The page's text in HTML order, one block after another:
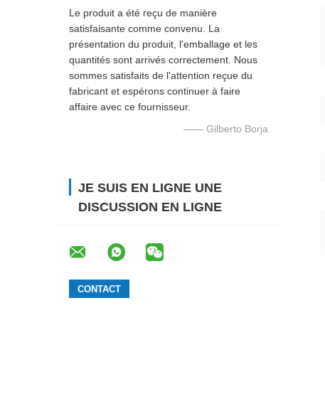
Le produit a été reçu de manière
satisfaisante comme convenu. La
présentation du produit, l'emballage et les
quantités sont arrivés correctement. Nous
sommes satisfaits de l'attention reçue du
fabricant et espérons continuer à faire
affaire avec ce fournisseur.
—— Gilberto Borja
JE SUIS EN LIGNE UNE
DISCUSSION EN LIGNE